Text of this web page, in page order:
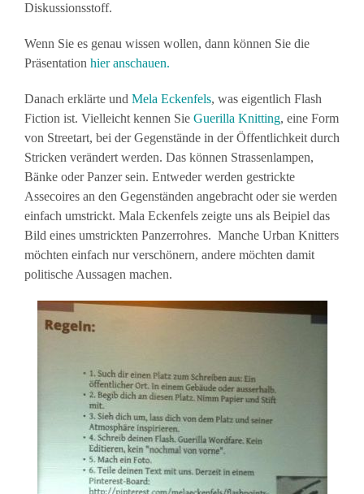
Diskussionsstoff.
Wenn Sie es genau wissen wollen, dann können Sie die
Präsentation hieranschauen.
Danach erklärte und Mela Eckenfels, was eigentlich Flash
Fiction ist. Vielleicht kennen Sie Guerilla Knitting, eine Form
von Streetart, bei der Gegenstände in der Öffentlichkeit durch
Stricken verändert werden. Das können Strassenlampen,
Bänke oder Panzer sein. Entweder werden gestrickte
Assecoires an den Gegenständen angebracht oder sie werden
einfach umstrickt. Mala Eckenfels zeigte uns als Beipiel das
Bild eines umstrickten Panzerrohres. Manche Urban Knitters
möchten einfach nur verschönern, andere möchten damit
politische Aussagen machen.